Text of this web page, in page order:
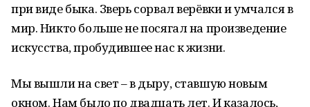
при виде быка. Зверь сорвал верёвки и умчался в
мир. Никто больше не посягал на произведение
искусства, пробудившее нас к жизни.
Мы вышли на свет – в дыру, ставшую новым
окном. Нам было по двадцать лет. И казалось,